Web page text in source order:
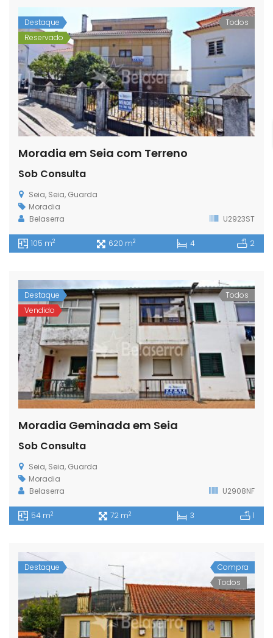
Destaque
Reservado
Todos
Moradia em Seia com Terreno
Sob Consulta
Seia, Seia, Guarda
Moradia
Belaserra
U2923ST
105 m2 620 m2 4 2
Destaque
Vendido
Todos
Moradia Geminada em Seia
Sob Consulta
Seia, Seia, Guarda
Moradia
Belaserra
U2908NF
54 m2 72 m2 3 1
Destaque
Compra
Todos